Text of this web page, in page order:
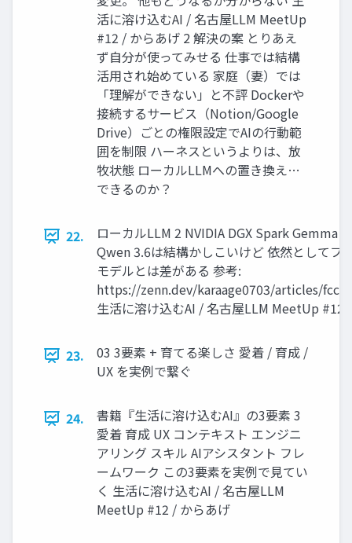
活に溶け込むAI / 名古屋LLM MeetUp
#12 / からあげ 2 解決の案 とりあえ
ず自分が使ってみせる 仕事では結構
活用され始めている 家庭（妻）では
「理解ができない」と不評 Dockerや
接続するサービス（Notion/Google
Drive）ごとの権限設定でAIの行動範
囲を制限 ハーネスというよりは、放
牧状態 ローカルLLMへの置き換え…
できるのか？
22.
ローカルLLM 2 NVIDIA DGX Spark Gemma
Qwen 3.6は結構かしこいけど 依然としてフ
モデルとは差がある 参考:
https://zenn.dev/karaage0703/articles/
生活に溶け込むAI / 名古屋LLM MeetUp #12
23.
03 3要素 + 育てる楽しさ 愛着 / 育成 /
UX を実例で繋ぐ
24.
書籍『生活に溶け込むAI』の3要素 3
愛着 育成 UX コンテキスト エンジニ
アリング スキル AIアシスタント フレ
ームワーク この3要素を実例で見てい
く 生活に溶け込むAI / 名古屋LLM
MeetUp #12 / からあげ